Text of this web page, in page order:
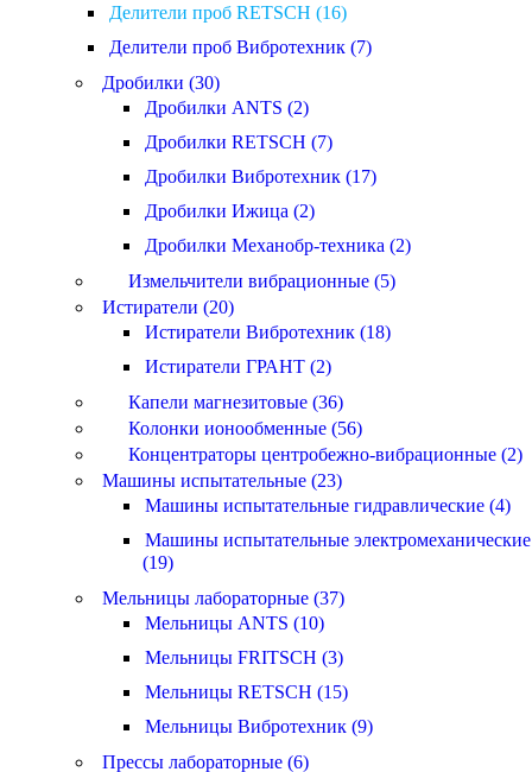
Делители проб RETSCH (16)
Делители проб Вибротехник (7)
Дробилки (30)
Дробилки ANTS (2)
Дробилки RETSCH (7)
Дробилки Вибротехник (17)
Дробилки Ижица (2)
Дробилки Механобр-техника (2)
Измельчители вибрационные (5)
Истиратели (20)
Истиратели Вибротехник (18)
Истиратели ГРАНТ (2)
Капели магнезитовые (36)
Колонки ионообменные (56)
Концентраторы центробежно-вибрационные (2)
Машины испытательные (23)
Машины испытательные гидравлические (4)
Машины испытательные электромеханические
(19)
Мельницы лабораторные (37)
Мельницы ANTS (10)
Мельницы FRITSCH (3)
Мельницы RETSCH (15)
Мельницы Вибротехник (9)
Прессы лабораторные (6)